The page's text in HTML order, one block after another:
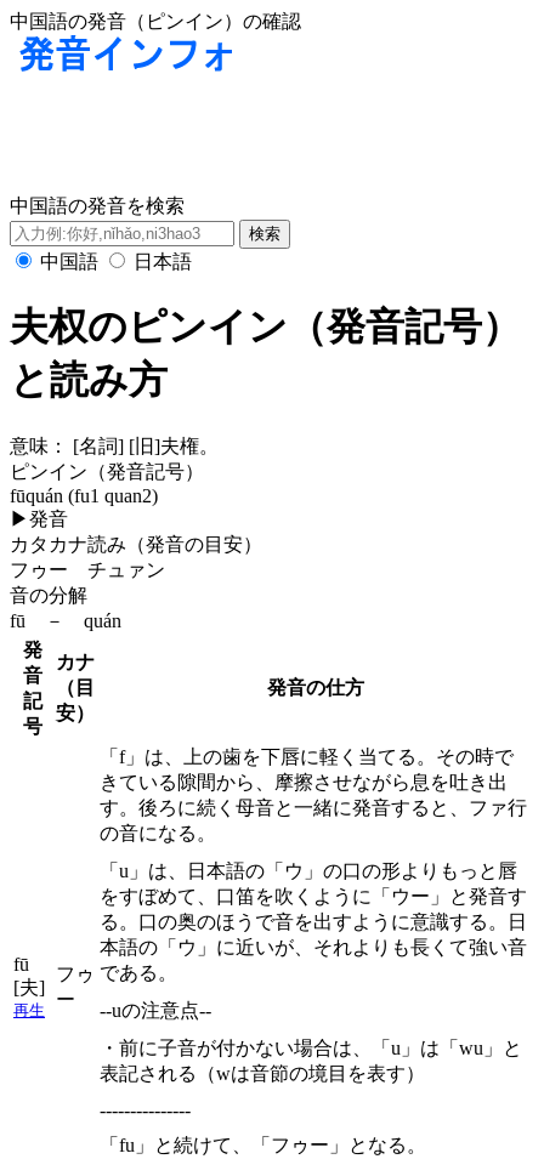
中国語の発音（ピンイン）の確認
中国語の発音を検索
中国語 日本語
夫权のピンイン（発音記号）
と読み方
意味：
[名詞] [旧]夫権。
ピンイン（発音記号）
fūquán (fu1 quan2)
▶発音
カタカナ読み（発音の目安）
フゥー チュァン
音の分解
fū － quán
発
音
記
号
カナ
（目
安）
発音の仕方
fū
[夫]
再生
フゥ
ー
「f」は、上の歯を下唇に軽く当てる。その時で
きている隙間から、摩擦させながら息を吐き出
す。後ろに続く母音と一緒に発音すると、ファ行
の音になる。
「u」は、日本語の「ウ」の口の形よりもっと唇
をすぼめて、口笛を吹くように「ウー」と発音す
る。口の奥のほうで音を出すように意識する。日
本語の「ウ」に近いが、それよりも長くて強い音
である。
--uの注意点--
・前に子音が付かない場合は、「u」は「wu」と
表記される（wは音節の境目を表す）
---------------
「fu」と続けて、「フゥー」となる。